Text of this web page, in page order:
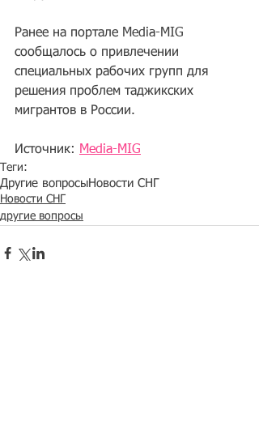
Ранее на портале Media-MIG
сообщалось о привлечении
специальных рабочих групп для
решения проблем таджикских
мигрантов в России.
Источник: Media-MIG
Теги:
Другие вопросыНовости СНГ
Новости СНГ
другие вопросы